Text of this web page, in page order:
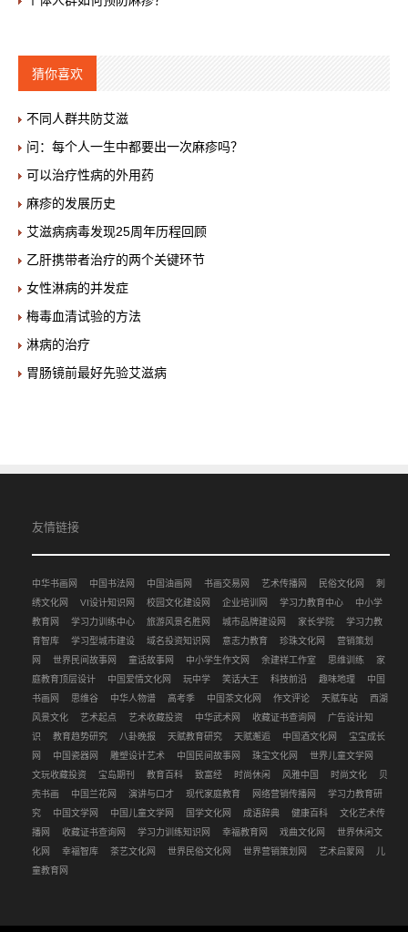
猜你喜欢
不同人群共防艾滋
问：每个人一生中都要出一次麻疹吗？
可以治疗性病的外用药
麻疹的发展历史
艾滋病病毒发现25周年历程回顾
乙肝携带者治疗的两个关键环节
女性淋病的并发症
梅毒血清试验的方法
淋病的治疗
胃肠镜前最好先验艾滋病
友情链接
中华书画网 中国书法网 中国油画网 书画交易网 艺术传播网 民俗文化网
刺
绣文化网
VI设计知识网 校园文化建设网 企业培训网 学习力教育中心
中小学
教育网
学习力训练中心 旅游风景名胜网 城市品牌建设网 家长学院
学习力教
育智库
学习型城市建设 域名投资知识网 意志力教育 珍珠文化网
营销策划
网
世界民间故事网 童话故事网 中小学生作文网 余建祥工作室 思维训练
家
庭教育顶层设计
中国爱情文化网 玩中学 笑话大王 科技前沿 趣味地理
中国
书画网
思维谷 中华人物谱 高考季 中国茶文化网 作文评论 天赋车站
西湖
风景文化
艺术起点 艺术收藏投资 中华武术网 收藏证书查询网
广告设计知
识
教育趋势研究 八卦晚报 天赋教育研究 天赋邂逅 中国酒文化网
宝宝成长
网
中国瓷器网 雕塑设计艺术 中国民间故事网 珠宝文化网
世界儿童文学网
文玩收藏投资
宝岛期刊 教育百科 致富经 时尚休闲 风雅中国 时尚文化
贝
壳书画
中国兰花网 演讲与口才 现代家庭教育 网络营销传播网
学习力教育研
究
中国文学网 中国儿童文学网 国学文化网 成语辞典 健康百科
文化艺术传
播网
收藏证书查询网 学习力训练知识网 幸福教育网 戏曲文化网
世界休闲文
化网
幸福智库 茶艺文化网 世界民俗文化网 世界营销策划网 艺术启蒙网
儿
童教育网